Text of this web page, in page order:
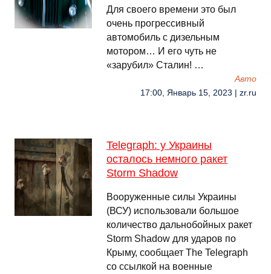
Для своего времени это был
очень прогрессивный
автомобиль с дизельным
мотором… И его чуть не
«зарубил» Сталин! …
Авто
17:00, Январь 15, 2023 | zr.ru
Telegraph: у Украины
осталось немного ракет
Storm Shadow
Вооруженные силы Украины
(ВСУ) использовали большое
количество дальнобойных ракет
Storm Shadow для ударов по
Крыму, сообщает The Telegraph
со ссылкой на военные